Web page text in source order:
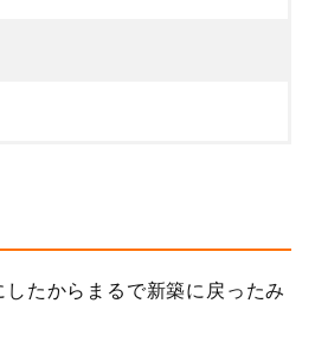
たからまるで新築に戻ったみ